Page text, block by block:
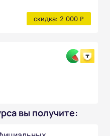
скидка: 2 000 ₽
вы получите: